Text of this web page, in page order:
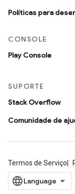
Políticas para
CONSOLE
Play Console
SUPORTE
Stack Overflow
Comunidade de
Termos de Serviço